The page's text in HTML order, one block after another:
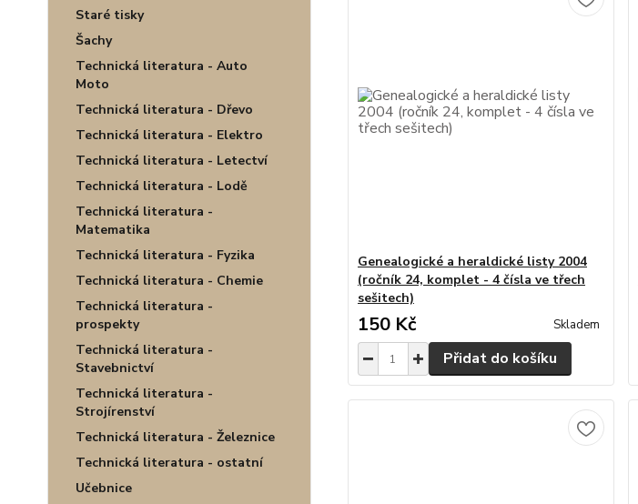
Staré tisky
Šachy
Technická literatura - Auto
Moto
Technická literatura - Dřevo
Technická literatura - Elektro
Technická literatura - Letectví
Technická literatura - Lodě
Technická literatura -
Matematika
Technická literatura - Fyzika
Technická literatura - Chemie
Technická literatura -
prospekty
Technická literatura -
Stavebnictví
Technická literatura -
Strojírenství
Technická literatura - Železnice
Technická literatura - ostatní
Učebnice
Genealogické a heraldické listy 2004
(ročník 24, komplet - 4 čísla ve třech
sešitech)
150 Kč Skladem
Přidat do košíku